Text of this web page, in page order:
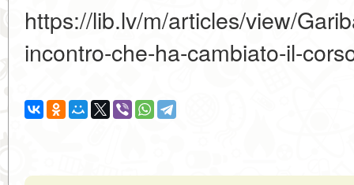
https://lib.lv/m/articles/view/
incontro-che-ha-cambiato-il-